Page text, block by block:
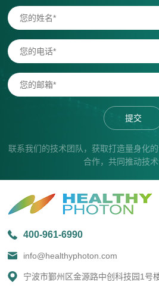
提交
联系我们的技术团队，获取打造量身化
合作，共同推动技术
400-961-6990
info@healthyphoton.com
宁波市鄞州区金源路中创科技园1号